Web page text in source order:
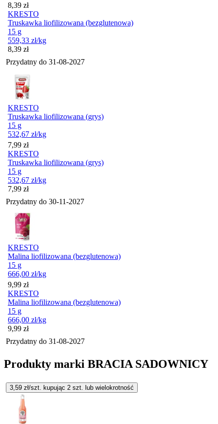
Cena
8,39 zł
KRESTO
Truskawka liofilizowana (bezglutenowa)
15 g
559,33 zł/kg
Cena
8,39 zł
Przydatny do 31-08-2027
KRESTO
Truskawka liofilizowana (grys)
15 g
532,67 zł/kg
Cena
7,99 zł
KRESTO
Truskawka liofilizowana (grys)
15 g
532,67 zł/kg
Cena
7,99 zł
Przydatny do 30-11-2027
KRESTO
Malina liofilizowana (bezglutenowa)
15 g
666,00 zł/kg
Cena
9,99 zł
KRESTO
Malina liofilizowana (bezglutenowa)
15 g
666,00 zł/kg
Cena
9,99 zł
Przydatny do 31-08-2027
Produkty marki BRACIA SADOWNICY
3,59 zł/szt. kupując 2 szt. lub wielokrotność